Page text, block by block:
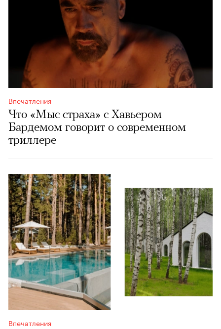
Впечатления
Что «Мыс страха» с Хавьером
Бардемом говорит о современном
триллере
Впечатления